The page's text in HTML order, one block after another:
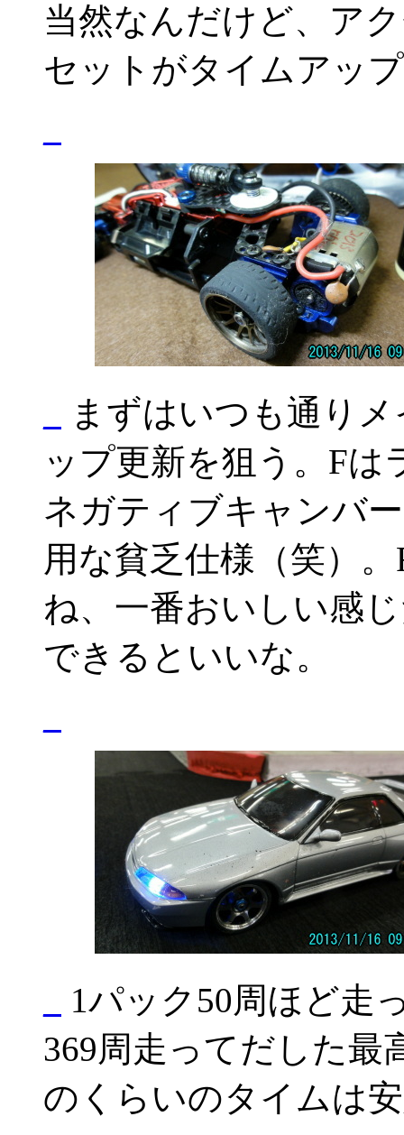
当然なんだけど、ア
セットがタイムアッ
まずはいつも通り
ップ更新を狙う。Fは
ネガティブキャンバ
用な貧乏仕様（笑）
ね、一番おいしい感
できるといいな。
1パック50周ほど走
369周走ってだした最
のくらいのタイムは